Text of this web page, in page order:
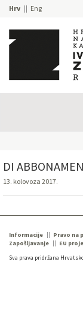
Hrv Eng
DI
13. kolovoza 2017.
Informacije Pravo na
Zapošljavanje
EU
Sva prava pridržana